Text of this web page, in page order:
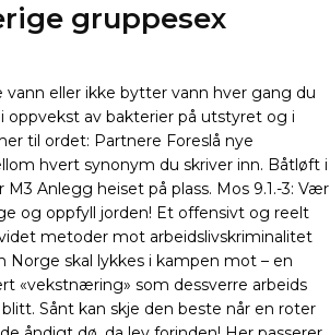
gruppesex
vann eller ikke bytter vann hver gang du
oppvekst av bakterier på utstyret og i
til ordet: Partnere Foreslå nye
hvert synonym du skriver inn. Båtløft i
M3 Anlegg heiset på plass. Mos 9.1.-3: Vær
og oppfyll jorden! Et offensivt og reelt
metoder mot arbeidslivskriminalitet
Norge skal lykkes i kampen mot – en
«vekstnæring» som dessverre arbeids
Sånt kan skje den beste når en roter